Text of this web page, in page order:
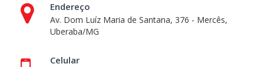
Endereço
Av. Dom Luíz Maria de Santana, 376 - Mercês,
Uberaba/MG
Celular